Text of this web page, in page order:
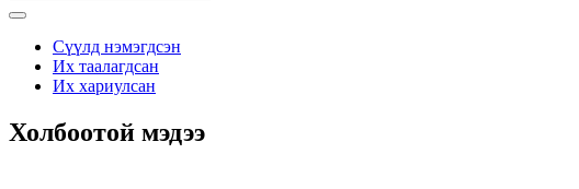
Сүүлд нэмэгдсэн
Их таалагдсан
Их хариулсан
Холбоотой мэдээ